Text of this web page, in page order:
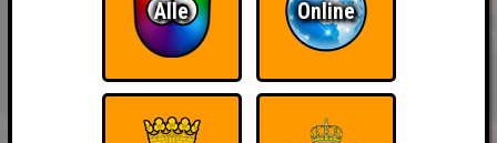
HIGHSCORE RESERVIERUNG
Alle Online